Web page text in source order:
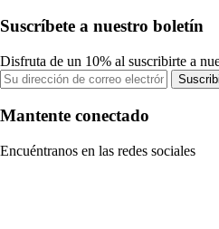
Suscríbete a nuestro boletín
Disfruta de un 10% al suscribirte a
Mantente conectado
Encuéntranos en las redes sociales